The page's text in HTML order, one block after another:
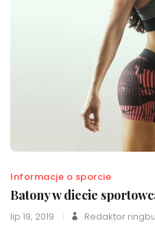
Informacje o sporcie
Batony w diecie
lip 19, 2019 Redaktor